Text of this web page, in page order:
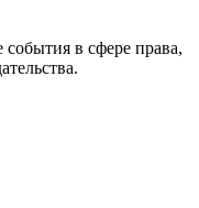
события в сфере права,